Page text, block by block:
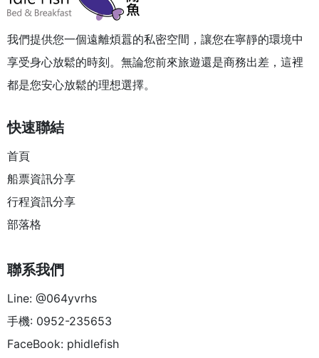
我們提供您一個遠離煩囂的私密空間，讓您在寧靜的環境中
享受身心放鬆的時刻。無論您前來旅遊還是商務出差，這裡
都是您安心放鬆的理想選擇。
快速聯結
首頁
船票資訊分享
行程資訊分享
部落格
聯系我們
Line: @064yvrhs
手機: 0952-235653
FaceBook: phidlefish